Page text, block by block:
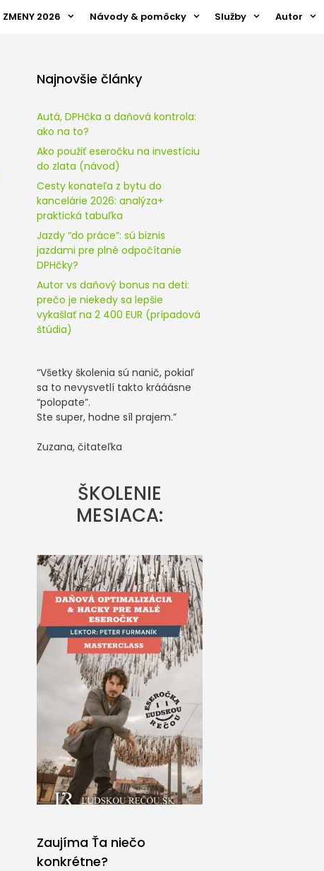
ZMENY 2026 Návody & pomôcky Služby Autor
Najnovšie články
Autá, DPHčka a daňová kontrola:
ako na to?
Ako použiť eseročku na investíciu
do zlata (návod)
Cesty konateľa z bytu do
kancelárie 2026: analýza+
praktická tabuľka
Jazdy “do práce”: sú biznis
jazdami pre plné odpočítanie
DPHčky?
Autor vs daňový bonus na deti:
prečo je niekedy sa lepšie
vykašlať na 2 400 EUR (prípadová
štúdia)
“Všetky školenia sú nanič, pokiaľ
sa to nevysvetlí takto krááásne
“polopate”.
Ste super, hodne síl prajem.”
Zuzana, čitateľka
ŠKOLENIE
MESIACA:
Zaujíma Ťa niečo
konkrétne?